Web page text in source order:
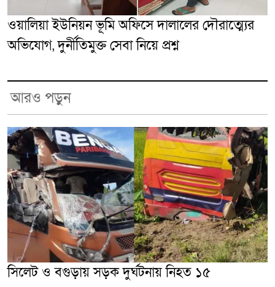
ওয়ালিয়া ইউনিয়ন ভূমি অফিসে দালালের দৌরাত্ম্যের
অভিযোগ, দুর্নীতিমুক্ত সেবা নিয়ে প্রশ্ন
আরও পড়ুন
সিলেট ও বগুড়ায় সড়ক দুর্ঘটনায় নিহত ১৫